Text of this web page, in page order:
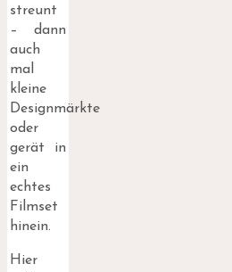
streunt
– dann
auch
mal
kleine
Designmärkte
oder
gerät in
ein
echtes
Filmset
hinein.
Hier